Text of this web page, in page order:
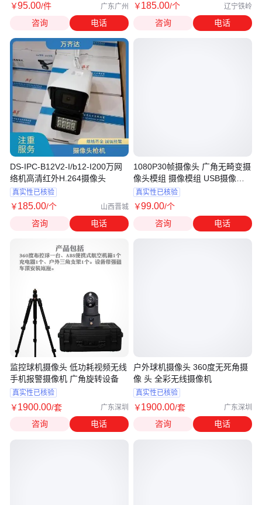
￥95.00/件 广东广州
咨询 电话
DS-IPC-B12V2-I/b12-I200万网
络机高清红外H.264摄像头
真实性已核验
￥185.00/个 山西晋城
咨询 电话
监控球机摄像头 低功耗视频无线
手机报警摄像机 广角旋转设备
真实性已核验
￥1900.00/套 广东深圳
咨询 电话
￥185.00/个 辽宁铁岭
咨询 电话
1080P30帧摄像头 广角无畸变摄
像头模组 摄像模组 USB摄像模
块
真实性已核验
￥99.00/个
咨询
电话
户外球机摄像头 360度无死角摄
像 头 全彩无线摄像机
真实性已核验
￥1900.00/套 广东深圳
咨询 电话